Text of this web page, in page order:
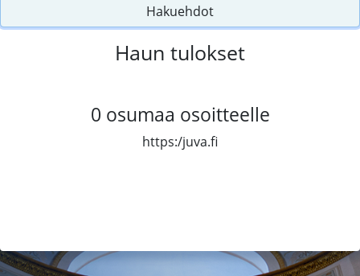
Hakuehdot
Haun tulokset
0 osumaa osoitteelle
https:/juva.fi